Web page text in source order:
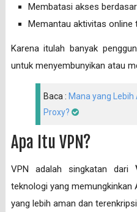
Membatasi akses
Memantau aktivitas online
Karena itulah banyak
untuk menyembunyikan atau
Baca : Mana yang
Proxy?
Apa Itu VPN?
VPN adalah singkatan dari
teknologi yang
yang lebih aman dan